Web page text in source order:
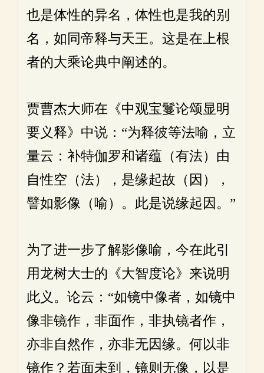
也是体性的异名，体性也是我的别
名，如同帝释与天王。这是在上根
者的大乘论典中阐述的。
贾曹杰大师在《中观宝鬘论颂显明
要义释》中说：“为释彼等法喻，立
量云：补特伽罗和诸蕴（有法）由
自性空（法），是缘起故（因），
譬如影像（喻）。此是说缘起因。”
为了进一步了解影像喻，今在此引
用龙树大士的《大智度论》来说明
此义。论云：“如镜中像者，如镜中
像非镜作，非面作，非执镜者作，
亦非自然作，亦非无因缘。何以非
镜作？若面未到，镜则无像，以是